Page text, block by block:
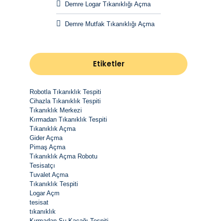
Demre Logar Tıkanıklığı Açma
Demre Mutfak Tıkanıklığı Açma
Etiketler
Robotla Tıkanıklık Tespiti
Cihazla Tıkanıklık Tespiti
Tıkanıklık Merkezi
Kırmadan Tıkanıklık Tespiti
Tıkanıklık Açma
Gider Açma
Pimaş Açma
Tıkanıklık Açma Robotu
Tesisatçı
Tuvalet Açma
Tıkanıklık Tespiti
Logar Açm
tesisat
tıkanıklık